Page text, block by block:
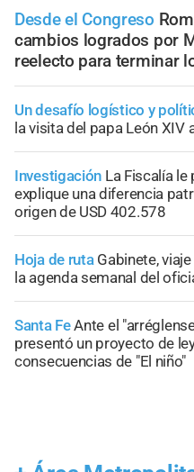
Desde el Congreso
cambios logrados por
reelecto para terminar
Un desafío logístico y
la visita del papa León XIV
Investigación La Fiscalía
explique una diferencia
origen de USD 402.578
Hoja de ruta Gabinete,
la agenda semanal del
Santa FeAnte el
presentó un proyecto de
consecuencias de "El niño"